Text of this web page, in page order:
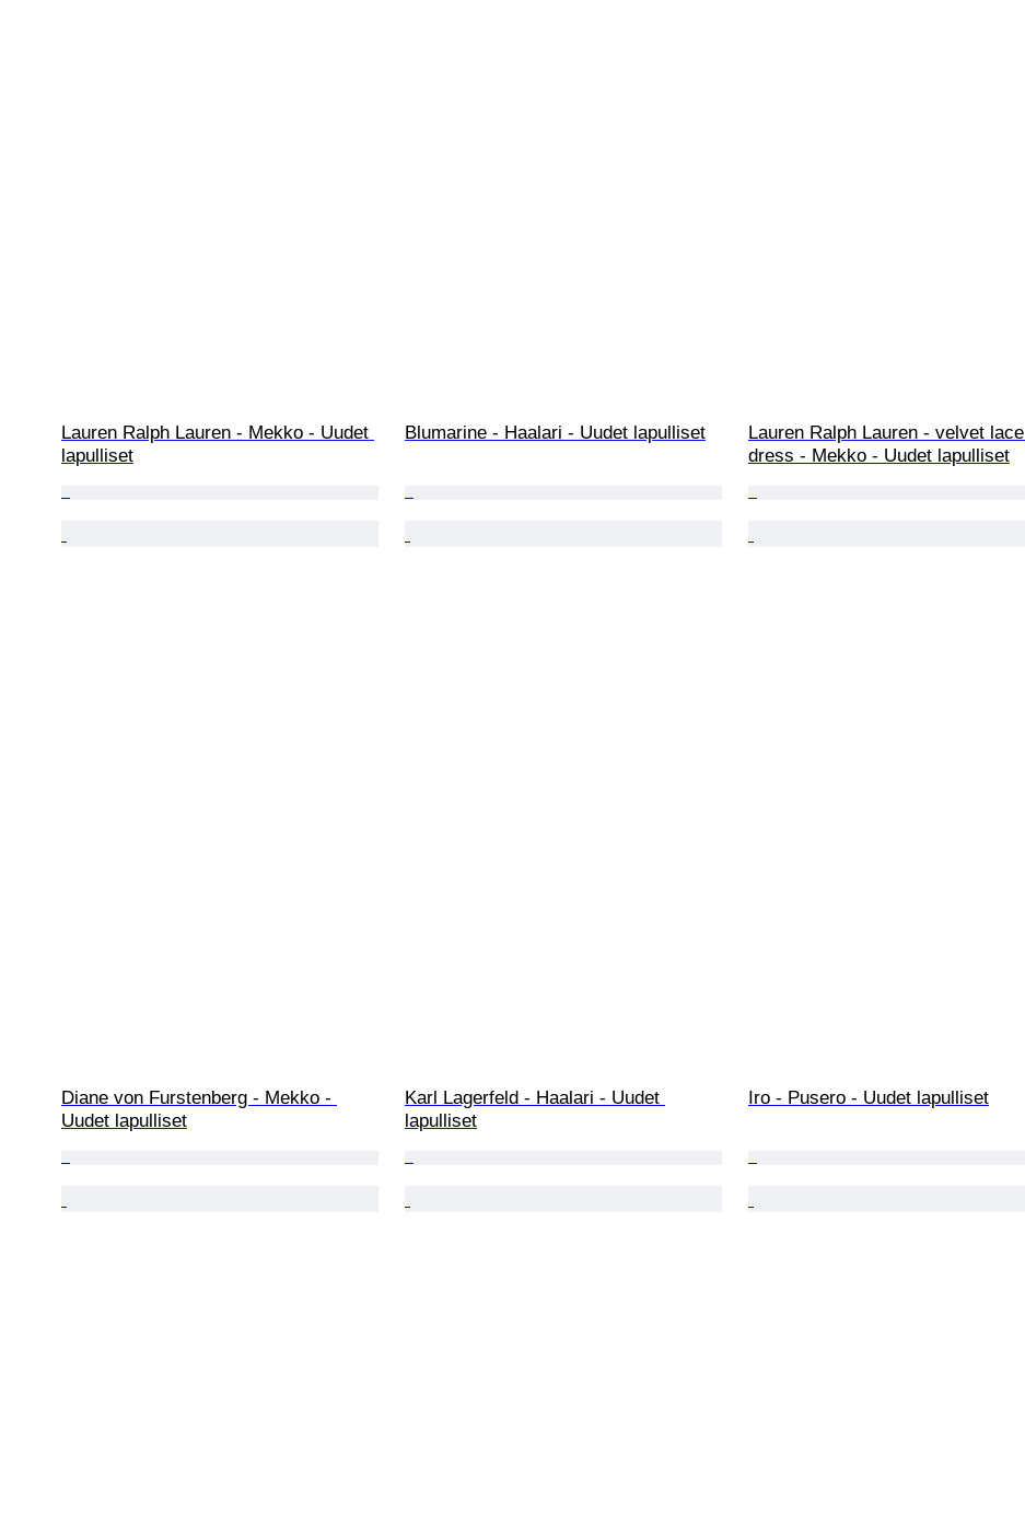
Lauren Ralph Lauren - Mekko - Uudet
lapulliset
Blumarine - Haalari - Uudet lapulliset
Lauren Ralph Lauren - velvet lace
dress - Mekko - Uudet lapulliset
Diane von Furstenberg - Mekko -
Uudet lapulliset
Karl Lagerfeld - Haalari - Uudet
lapulliset
Iro - Pusero - Uudet lapulliset